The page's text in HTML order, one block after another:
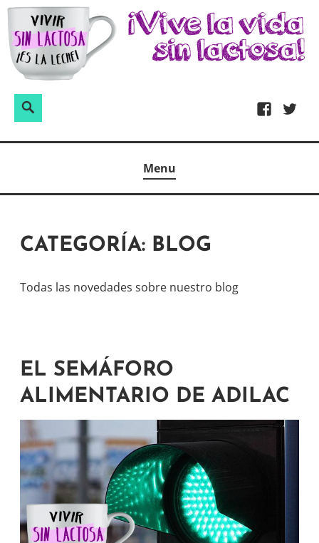
Skip
to
content
FacebookTwitter
Search
podrás encontrar recetas, consejos y experiencias sin
privarte de nada.
Menu
CATEGORÍA: BLOG
Todas las novedades sobre nuestro blog
EL SEMÁFORO
ALIMENTARIO DE ADILAC